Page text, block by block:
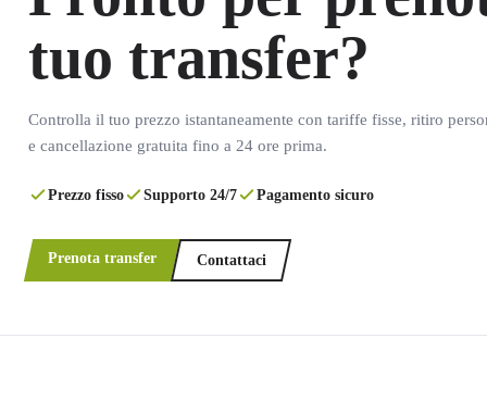
tuo transfer?
Controlla il tuo prezzo istantaneamente con tariffe fisse, ritiro
e cancellazione gratuita fino a 24 ore prima.
Prezzo fisso Supporto 24/7 Pagamento sicuro
Prenota transfer Contattaci